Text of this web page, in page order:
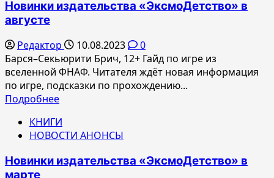
Новинки издательства «ЭксмоДетство» в
августе
Редактор 10.08.2023
0
Барся–Секьюрити Брич, 12+ Гайд по игре из
вселенной ФНАФ. Читателя ждёт новая информация
по игре, подсказки по прохождению...
ПодробнееПрочитать
о
Новинки
«ЭксмоДетство»
КНИГИ
НОВОСТИ АНОНСЫ
Новинки издательства «ЭксмоДетство» в
марте